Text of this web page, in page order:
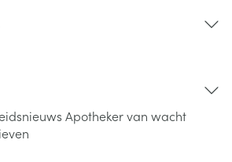
Apotheker van wacht